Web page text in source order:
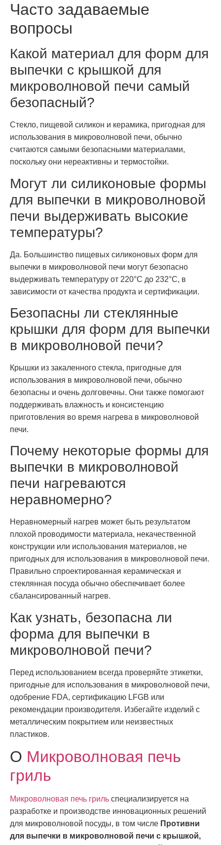
Часто задаваемые
вопросы
Какой материал для форм для
выпечки с крышкой для
микроволновой печи самый
безопасный?
Стекло, пищевой силикон и керамика, пригодная для
использования в микроволновой печи, обычно
считаются самыми безопасными материалами,
поскольку они нереактивны и термостойки.
Могут ли силиконовые формы
для выпечки в микроволновой
печи выдерживать высокие
температуры?
Да. Большинство пищевых силиконовых форм для
выпечки в микроволновой печи могут безопасно
выдерживать температуру от 220°C до 232°C, в
зависимости от качества продукта и сертификации.
Безопасны ли стеклянные
крышки для форм для выпечки
в микроволновой печи?
Крышки из закаленного стекла, пригодные для
использования в микроволновой печи, обычно
безопасны и очень долговечны. Они также помогают
поддерживать влажность и консистенцию
приготовления во время нагрева в микроволновой
печи.
Почему некоторые формы для
выпечки в микроволновой
печи нагреваются
неравномерно?
Неравномерный нагрев может быть результатом
плохой проводимости материала, некачественной
конструкции или использования материалов, не
пригодных для использования в микроволновой печи.
Правильно спроектированная керамическая и
стеклянная посуда обычно обеспечивает более
сбалансированный нагрев.
Как узнать, безопасна ли
форма для выпечки в
микроволновой печи?
Перед использованием всегда проверяйте этикетки,
пригодные для использования в микроволновой печи,
одобрение FDA, сертификацию LFGB или
рекомендации производителя. Избегайте изделий с
металлическим покрытием или неизвестных
пластиков.
О Микроволновая печь
гриль
Микроволновая печь гриль специализируется на
разработке и производстве инновационных решений
для микроволновой посуды, в том числе Противни
для выпечки в микроволновой печи с крышкой,